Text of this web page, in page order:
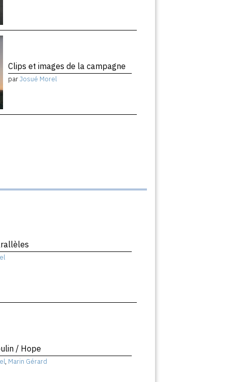
Clips et images de la campagne
parJosué Morel
/ Hope
, Marin Gérard